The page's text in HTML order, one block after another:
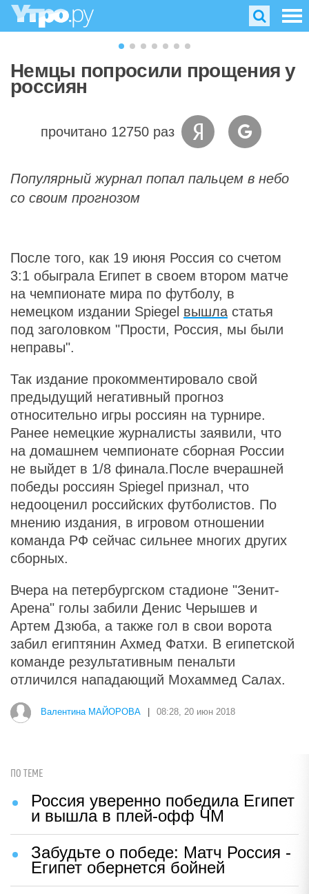
Немцы попросили прощения у
россиян
прочитано 12750 раз
Популярный журнал попал пальцем в небо
со своим прогнозом
После того, как 19 июня Россия со счетом
3:1 обыграла Египет в своем втором матче
на чемпионате мира по футболу, в
немецком издании Spiegel вышла статья
под заголовком "Прости, Россия, мы были
неправы".
Так издание прокомментировало свой
предыдущий негативный прогноз
относительно игры россиян на турнире.
Ранее немецкие журналисты заявили, что
на домашнем чемпионате сборная России
не выйдет в 1/8 финала.После вчерашней
победы россиян Spiegel признал, что
недооценил российских футболистов. По
мнению издания, в игровом отношении
команда РФ сейчас сильнее многих других
сборных.
Вчера на петербургском стадионе "Зенит-
Арена" голы забили Денис Черышев и
Артем Дзюба, а также гол в свои ворота
забил египтянин Ахмед Фатхи. В египетской
команде результативным пенальти
отличился нападающий Мохаммед Салах.
Валентина МАЙОРОВА 08:28, 20 июн 2018
ПО ТЕМЕ
Россия уверенно победила Египет
и вышла в плей-офф ЧМ
Забудьте о победе: Матч Россия -
Египет обернется бойней